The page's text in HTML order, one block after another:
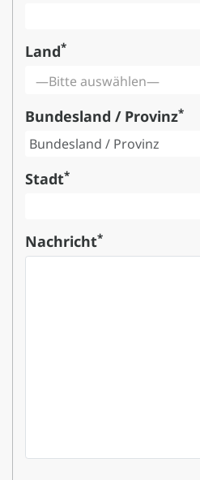
Land*
—Bitte auswählen—
Bundesland / Provinz*
Stadt*
Nachricht*